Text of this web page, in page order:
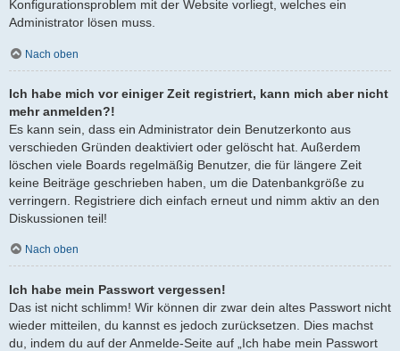
Konfigurationsproblem mit der Website vorliegt, welches ein
Administrator lösen muss.
Nach oben
Ich habe mich vor einiger Zeit registriert, kann mich aber nicht
mehr anmelden?!
Es kann sein, dass ein Administrator dein Benutzerkonto aus
verschieden Gründen deaktiviert oder gelöscht hat. Außerdem
löschen viele Boards regelmäßig Benutzer, die für längere Zeit
keine Beiträge geschrieben haben, um die Datenbankgröße zu
verringern. Registriere dich einfach erneut und nimm aktiv an den
Diskussionen teil!
Nach oben
Ich habe mein Passwort vergessen!
Das ist nicht schlimm! Wir können dir zwar dein altes Passwort nicht
wieder mitteilen, du kannst es jedoch zurücksetzen. Dies machst
du, indem du auf der Anmelde-Seite auf „Ich habe mein Passwort